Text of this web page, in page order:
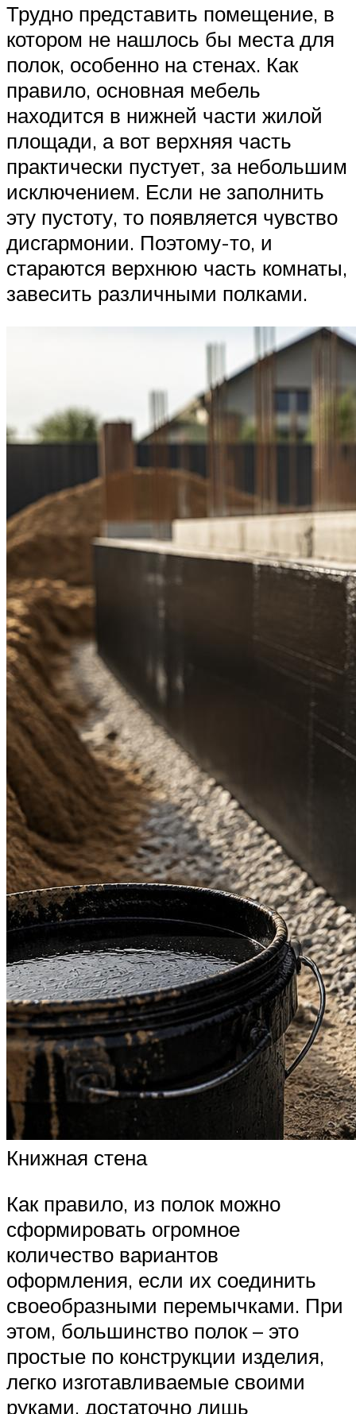
Трудно представить помещение, в
котором не нашлось бы места для
полок, особенно на стенах. Как
правило, основная мебель
находится в нижней части жилой
площади, а вот верхняя часть
практически пустует, за небольшим
исключением. Если не заполнить
эту пустоту, то появляется чувство
дисгармонии. Поэтому-то, и
стараются верхнюю часть комнаты,
завесить различными полками.
Книжная стена
Как правило, из полок можно
сформировать огромное
количество вариантов
оформления, если их соединить
своеобразными перемычками. При
этом, большинство полок – это
простые по конструкции изделия,
легко изготавливаемые своими
руками, достаточно лишь